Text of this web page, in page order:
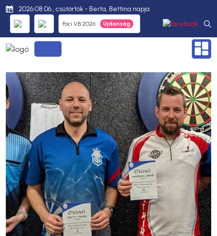
2026.08.06., csütörtök - Berta, Bettina napja
Foci VB 2026